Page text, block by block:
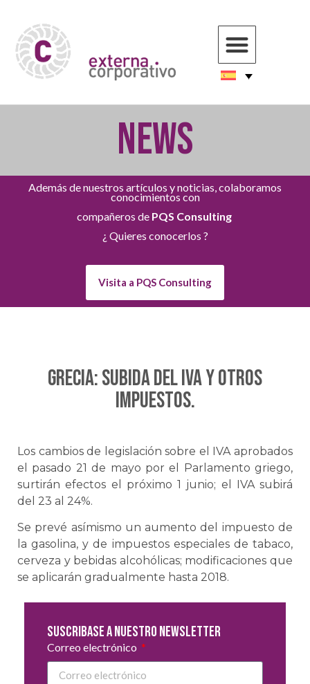
NEWS
Además de nuestros artículos y noticias, colaboramos
conocimientos con
compañeros de PQS Consulting
¿ Quieres conocerlos ?
Visita a PQS Consulting
Grecia: Subida del IVA y otros
impuestos.
Los cambios de legislación sobre el IVA aprobados
el pasado 21 de mayo por el Parlamento griego,
surtirán efectos el próximo 1 junio; el IVA subirá
del 23 al 24%.
Se prevé asímismo un aumento del impuesto de
la gasolina, y de impuestos especiales de tabaco,
cerveza y bebidas alcohólicas; modificaciones que
se aplicarán gradualmente hasta 2018.
Suscribase a nuestro newsletter
Correo electrónico